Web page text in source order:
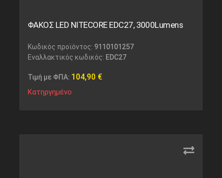
ΦΑΚΟΣ LED NITECORE EDC27, 3000Lumens
Κωδικός προϊόντος: 9110101257
Εναλλακτικός κωδικός: EDC27
Τιμή με ΦΠΑ: 104,90 €
Κατηργημένο